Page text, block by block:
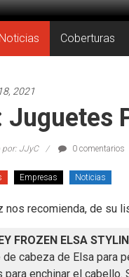
Noticias Coberturas
2021
Juguetes
por: JJyC 0 comentarios
Empresas Noticias
nos recomienda, de su
FROZEN ELSA
cabeza de Elsa para
para enchinar el